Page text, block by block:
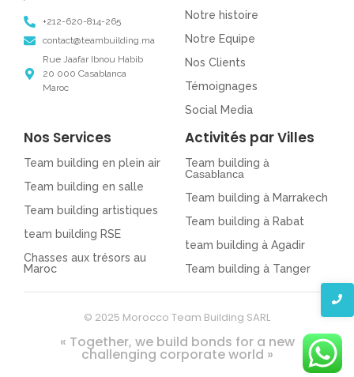
+212-620-814-265
contact@teambuilding.ma
Rue Jaafar Ibnou Habib
20 000 Casablanca
Maroc
Notre histoire
Notre Equipe
Nos Clients
Témoignages
Social Media
Nos Services
Team building en plein air
Team building en salle
Team building artistiques
team building RSE
Chasses aux trésors au
Maroc
Activités par Villes
Team building à
Casablanca
Team building à Marrakech
Team building à Rabat
team building à Agadir
Team building à Tanger
© 2025 Morocco Team Building SARL
« Together, we build bonds for a new
challenging corporate world »